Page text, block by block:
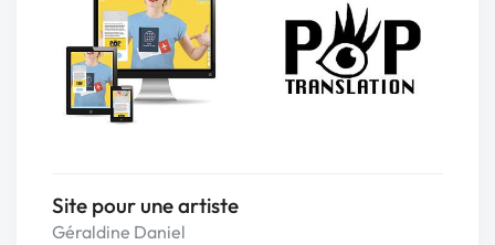
Site pour une artiste
Géraldine Daniel